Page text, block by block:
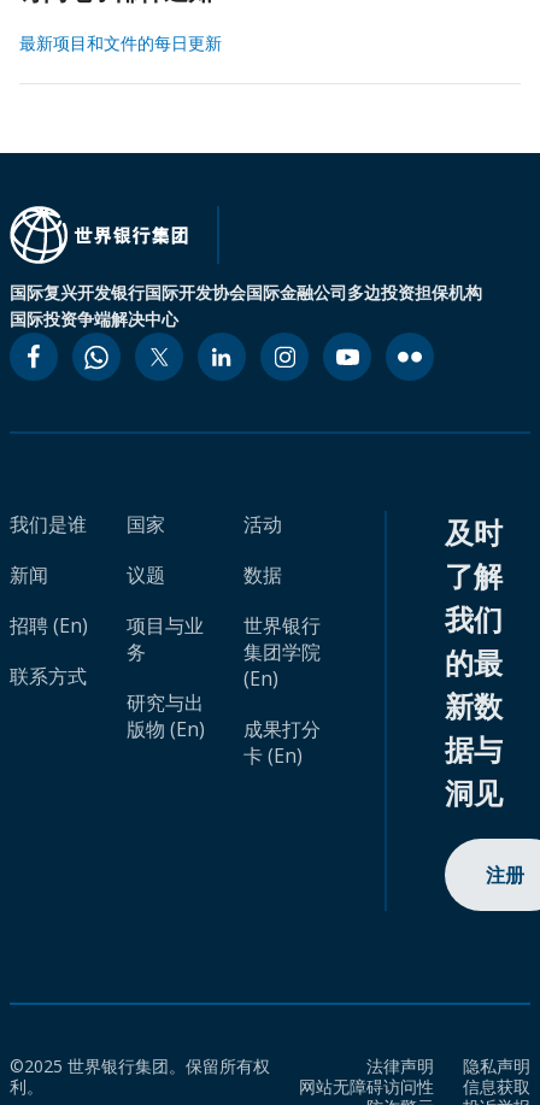
最新项目和文件的每日更新
国际复兴开发银行国际开发协会国际金融公司多边投资担保机构
国际投资争端解决中心
我们是谁
新闻
招聘 (En)
联系方式
国家
议题
项目与业
务
研究与出
版物 (En)
活动
数据
世界银行
集团学院
(En)
成果打分
卡 (En)
及时
了解
我们
的最
新数
据与
洞见
注册
©2025 世界银行集团。保留所有权
利。
法律声明
隐私声明
网站无障碍访问性
信息获取